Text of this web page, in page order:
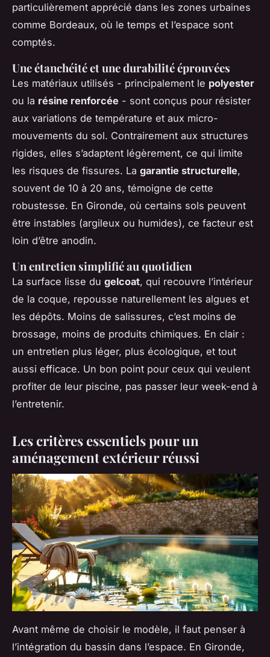
particulièrement apprécié dans les zones urbaines
comme Bordeaux, où le temps et l’espace sont
comptés.
Une étanchéité et une durabilité éprouvées
Les matériaux utilisés - principalement le polyester
ou la résine renforcée - sont conçus pour résister
aux variations de température et aux micro-
mouvements du sol. Contrairement aux structures
rigides, elles s’adaptent légèrement, ce qui limite
les risques de fissures. La garantie structurelle,
souvent de 10 à 20 ans, témoigne de cette
robustesse. En Gironde, où certains sols peuvent
être instables (argileux ou humides), ce facteur est
loin d’être anodin.
Un entretien simplifié au quotidien
La surface lisse du gelcoat, qui recouvre l’intérieur
de la coque, repousse naturellement les algues et
les dépôts. Moins de salissures, c’est moins de
brossage, moins de produits chimiques. En clair :
un entretien plus léger, plus écologique, et tout
aussi efficace. Un bon point pour ceux qui veulent
profiter de leur piscine, pas passer leur week-end à
l’entretenir.
Les critères essentiels pour un
aménagement extérieur réussi
Avant même de choisir le modèle, il faut penser à
l’intégration du bassin dans l’espace. En Gironde,